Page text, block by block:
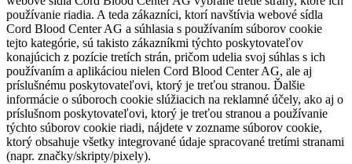
používanie riadia. A teda zákazníci, ktorí navštívia webové sídla
Cord Blood Center AG a súhlasia s používaním súborov cookie
tejto kategórie, sú takisto zákazníkmi týchto poskytovateľov
konajúcich z pozície tretích strán, pričom udelia svoj súhlas s ich
používaním a aplikáciou nielen Cord Blood Center AG, ale aj
príslušnému poskytovateľovi, ktorý je treťou stranou. Ďalšie
informácie o súboroch cookie slúžiacich na reklamné účely, ako aj o
príslušnom poskytovateľovi, ktorý je treťou stranou a používanie
týchto súborov cookie riadi, nájdete v zozname súborov cookie,
ktorý obsahuje všetky integrované údaje spracované tretími stranami
(napr. značky/skripty/pixely).